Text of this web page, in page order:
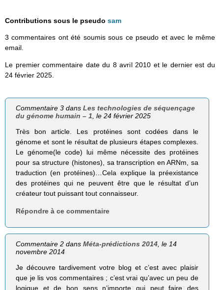
Contributions sous le pseudo sam
3 commentaires ont été soumis sous ce pseudo et avec le même
email.
Le premier commentaire date du 8 avril 2010 et le dernier est du
24 février 2025.
Commentaire 3 dansLes technologies de séquençage
du génome humain – 1, le 24 février 2025
Très bon article. Les protéines sont codées dans le
génome et sont le résultat de plusieurs étapes complexes.
Le génome(le code) lui même nécessite des protéines
pour sa structure (histones), sa transcription en ARNm, sa
traduction (en protéines)…Cela explique la préexistance
des protéines qui ne peuvent être que le résultat d’un
créateur tout puissant tout connaisseur.
Répondre à ce commentaire
Commentaire 2 dansMéta-prédictions 2014 , le 14
novembre 2014
Je découvre tardivement votre blog et c’est avec plaisir
que je lis vos commentaires ; c’est vrai qu’avec un peu de
logique et de bon sens n’importe qui peut faire des